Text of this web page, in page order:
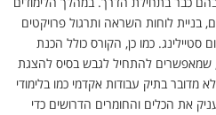
בניית לוחות השראה ותרגול פרויקטים
כמו כן, הקורס כולל הכנת
שמאפשרים להתחיל לגבש בסיס להצגת
מדובר בתיק עבודות אקדמי כמו בלימודי
את הכלים והחומרים הדרושים כדי